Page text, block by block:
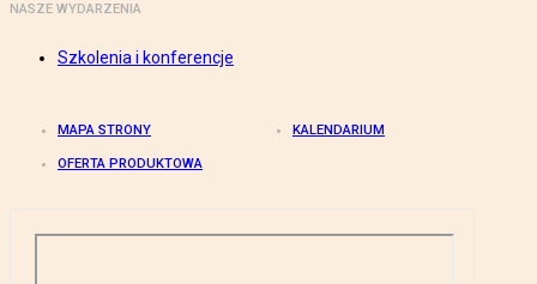
NASZE WYDARZENIA
Szkolenia i konferencje
MAPA STRONY KALENDARIUM
OFERTA PRODUKTOWA